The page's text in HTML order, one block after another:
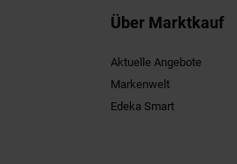
Über Marktkauf
Aktuelle Angebote
Markenwelt
Edeka Smart